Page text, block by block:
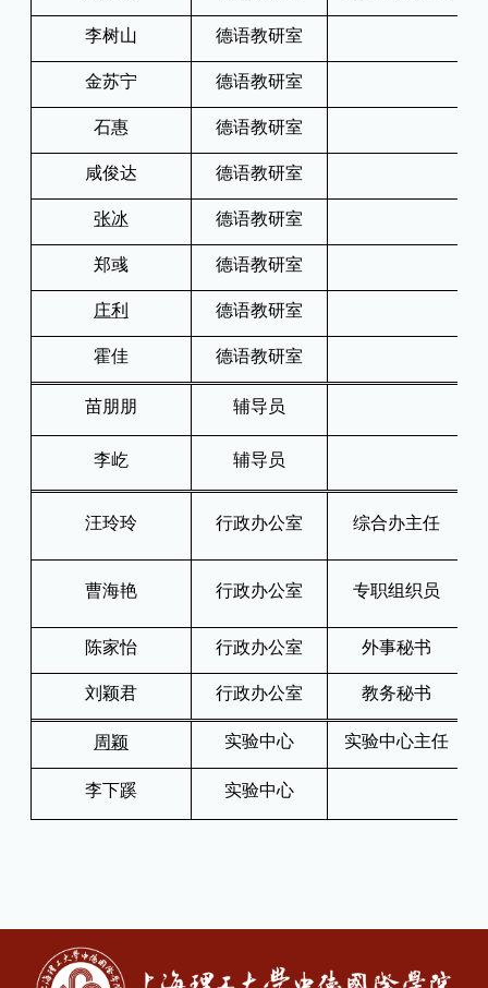
李树山 德语教研室
金苏宁 德语教研室
石惠 德语教研室
咸俊达 德语教研室
张冰 德语教研室
郑彧 德语教研室
庄利 德语教研室
霍佳 德语教研室
苗朋朋 辅导员
李屹 辅导员
汪玲玲 行政办公室 综合办主任
曹海艳 行政办公室 专职组织员
陈家怡 行政办公室 外事秘书
刘颖君 行政办公室 教务秘书
周颖 实验中心 实验中心主任
李下蹊 实验中心